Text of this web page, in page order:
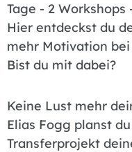
Tage - 2
Hier entdeckst du
mehr Motivation
Bist du mit dabei?
Keine Lust mehr
Elias Fogg planst
Transferprojekt